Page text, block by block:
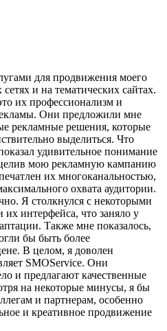
для продвижения моего
и на тематических сайтах.
их профессионализм и
Они предложили мне
рекламные решения, которые
выделиться. Что
удивительное понимание
мою рекламную кампанию
их многоканальностью,
охвата аудитории.
Я столкнулся с некоторыми
их интерфейса, что заняло у
Также мне показалось,
бы быть более
В целом, я доволен
SMOService. Они
и предлагают качественные
на некоторые минусы, я бы
и партнерам, особенно
и креативное продвижение